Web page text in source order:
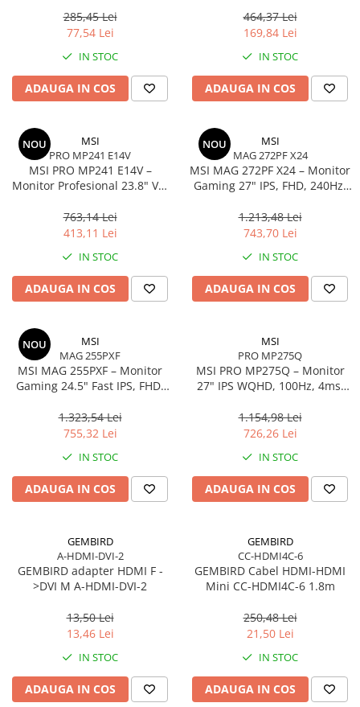
4K30Hz, Space Grey
285,45 Lei
77,54 Lei
IN STOC
ADAUGA IN COS
Adapter
464,37 Lei
169,84 Lei
IN STOC
ADAUGA IN COS
NOU
MSI
PRO MP241 E14V
MSI PRO MP241 E14V –
Monitor Profesional 23.8" VA,
Adaptive‑Sync, HDMI, DP
763,14 Lei
413,11 Lei
IN STOC
ADAUGA IN COS
NOU
MSI
MAG 272PF X24
MSI MAG 272PF X24 – Monitor
Gaming 27" IPS, FHD, 240Hz,
1.213,48 Lei
743,70 Lei
IN STOC
ADAUGA IN COS
NOU
MSI
MAG 255PXF
MSI MAG 255PXF – Monitor
Gaming 24.5" Fast IPS, FHD,
1.323,54 Lei
755,32 Lei
IN STOC
ADAUGA IN COS
MSI
PRO MP275Q
MSI PRO MP275Q – Monitor
27" IPS WQHD, 100Hz, 4ms,
1.154,98 Lei
726,26 Lei
IN STOC
ADAUGA IN COS
GEMBIRD
A-HDMI-DVI-2
GEMBIRD adapter HDMI F -
>DVI M A-HDMI-DVI-2
13,50 Lei
13,46 Lei
IN STOC
ADAUGA IN COS
GEMBIRD
CC-HDMI4C-6
GEMBIRD Cabel HDMI-HDMI
Mini CC-HDMI4C-6 1.8m
250,48 Lei
21,50 Lei
IN STOC
ADAUGA IN COS